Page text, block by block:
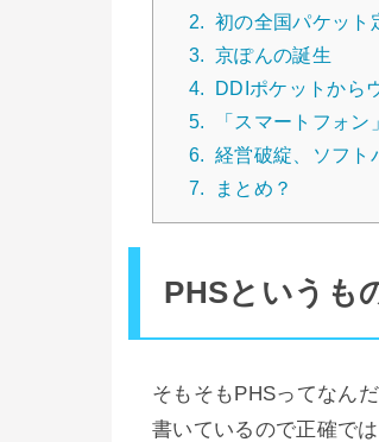
2.
初の全国パケット
3.
京ぽんの誕生
4.
DDIポケットから
5.
「スマートフォン
6. 経営破綻、ソフト
7.
まとめ？
PHSというも
そもそもPHSってなん
書いているので正確で